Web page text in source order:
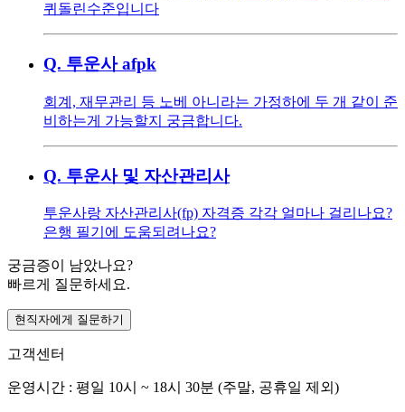
퀴돌린수준입니다
Q. 투운사 afpk
회계, 재무관리 등 노베 아니라는 가정하에 두 개 같이 준
비하는게 가능할지 궁금합니다.
Q. 투운사 및 자산관리사
투운사랑 자산관리사(fp) 자격증 각각 얼마나 걸리나요?
은행 필기에 도움되려나요?
궁금증이 남았나요?
빠르게 질문하세요.
현직자에게 질문하기
고객센터
운영시간 : 평일 10시 ~ 18시 30분 (주말, 공휴일 제외)